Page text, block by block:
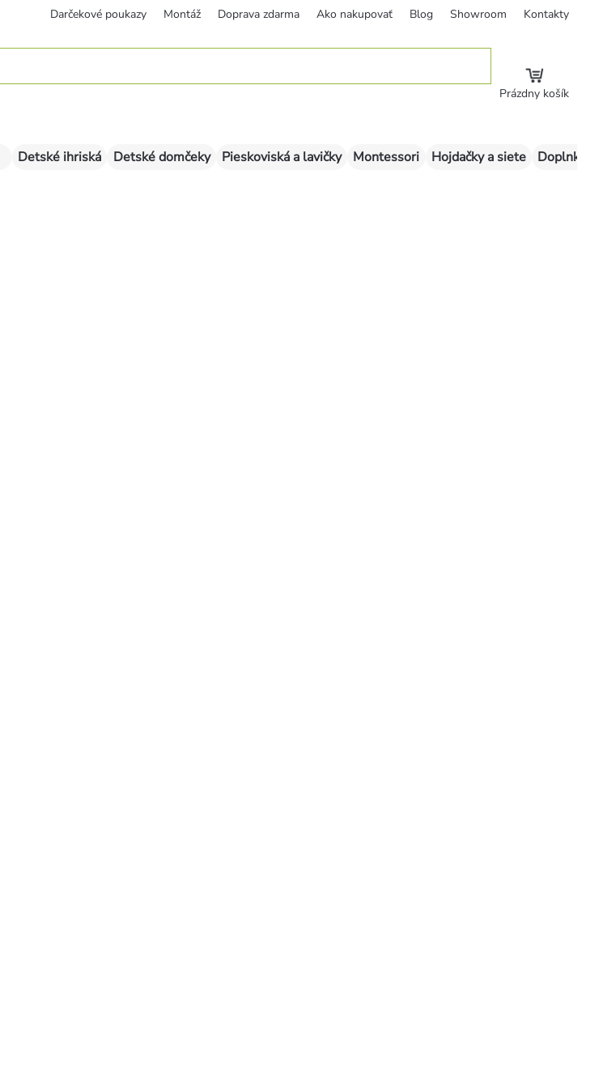
Darčekové poukazy Montáž Doprava zdarma Ako nakupovať Blog Showroom Kontakty
Prázdny košík
Detské ihriská Detské domčeky Pieskoviská a lavičky Montessori Hojdačky a siete Doplnky